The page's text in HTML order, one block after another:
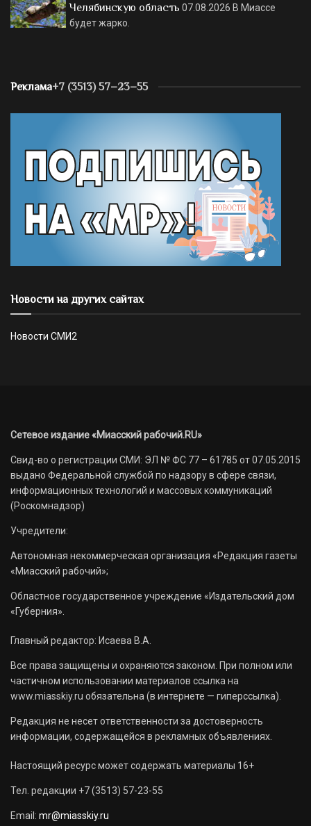
Челябинскую область 07.08.2026 В Миассе
будет жарко.
Реклама+7 (3513) 57–23–55
Новости на других сайтах
Новости СМИ2
Сетевое издание «Миасский рабочий.RU»
Свид-во о регистрации СМИ: ЭЛ № ФС 77 – 61785 от 07.05.2015
выдано Федеральной службой по надзору в сфере связи,
информационных технологий и массовых коммуникаций
(Роскомнадзор)
Учредители:
Автономная некоммерческая организация «Редакция газеты
«Миасский рабочий»;
Областное государственное учреждение «Издательский дом
«Губерния».
Главный редактор: Исаева В.А.
Все права защищены и охраняются законом. При полном или
частичном использовании материалов ссылка на
www.miasskiy.ru обязательна (в интернете — гиперссылка).
Редакция не несет ответственности за достоверность
информации, содержащейся в рекламных объявлениях.
Настоящий ресурс может содержать материалы 16+
Тел. редакции +7 (3513) 57-23-55
Email: mr@miasskiy.ru